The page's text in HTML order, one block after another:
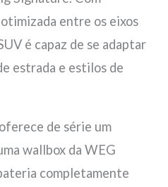
entre os eixos
é capaz de se adaptar
estrada e estilos de
de série um
wallbox da WEG
completamente